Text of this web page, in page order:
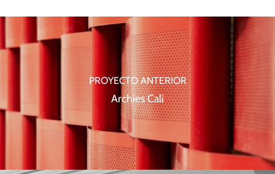
PROYECTO ANTERIOR
Archies Cali